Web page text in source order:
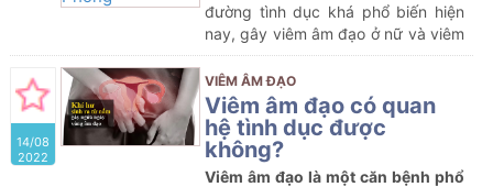
đường tình dục khá phổ biến hiện
nay, gây viêm âm đạo ở nữ và viêm
niệu đạo ở nam. Bệnh thường gặp ở
nữ hơn nam, đặc biệt là phụ nữ
trưởng thành, lớn tuổi; hiện vẫn
chưa có vắc-xin phòng bệnh trùng
roi âm đạo
14/08
2022
VIÊM ÂM ĐẠO
Viêm âm đạo có quan
hệ tình dục được
không?
Viêm âm đạo là một căn bệnh phổ